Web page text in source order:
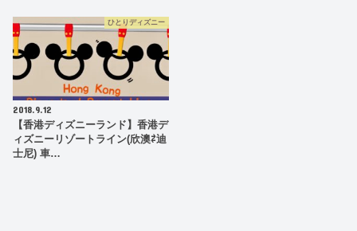
ひとりディズニー
2018.9.12
【香港ディズニーランド】香港デ
ィズニーリゾートライン(欣澳⇄迪
士尼) 車…